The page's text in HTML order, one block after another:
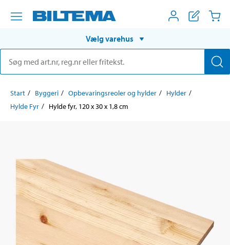
Vælg varehus
Start Byggeri Opbevaringsreoler og hylder
Hylder
Hylde Fyr
Hylde fyr, 120 x 30 x 1,8 cm